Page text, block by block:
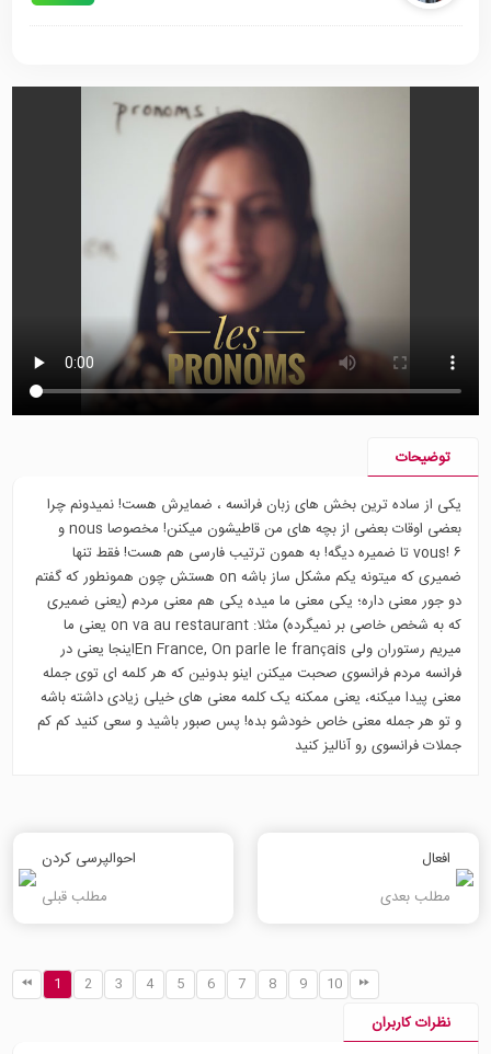
توضیحات
یکی از ساده ترین بخش های زبان فرانسه ، ضمایرش هست! نمیدونم چرا
بعضی اوقات بعضی از بچه های من قاطیشون میکنن! مخصوصا nous و
vous! ۶ تا ضمیره دیگه! به همون ترتیب فارسی هم هست! فقط تنها
ضمیری که میتونه یکم مشکل ساز باشه on هستش چون همونطور که گفتم
دو جور معنی داره؛ یکی معنی ما میده یکی هم معنی مردم (یعنی ضمیری
که به شخص خاصی بر نمیگرده) مثلا: on va au restaurant یعنی ما
میریم رستوران ولی En France, On parle le françaisاینجا یعنی در
فرانسه مردم فرانسوی صحبت میکنن اینو بدونین که هر کلمه ای توی جمله
معنی پیدا میکنه، یعنی ممکنه یک کلمه معنی های خیلی زیادی داشته باشه
و تو هر جمله معنی خاص خودشو بده! پس صبور باشید و سعی کنید کم کم
جملات فرانسوی رو آنالیز کنید
افعال
مطلب بعدی
احوالپرسی کردن
مطلب قبلی
1 2 3 4 5 6 7 8 9 10
نظرات کاربران